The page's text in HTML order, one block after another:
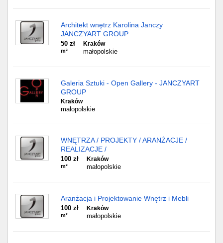
Architekt wnętrz Karolina Janczy
JANCZYART GROUP
50 zł
m²
Kraków
małopolskie
Galeria Sztuki - Open Gallery - JANCZYART
GROUP
Kraków
małopolskie
WNĘTRZA / PROJEKTY / ARANŻACJE /
REALIZACJE /
100 zł
m²
Kraków
małopolskie
Aranżacja i Projektowanie Wnętrz i Mebli
100 zł
m²
Kraków
małopolskie